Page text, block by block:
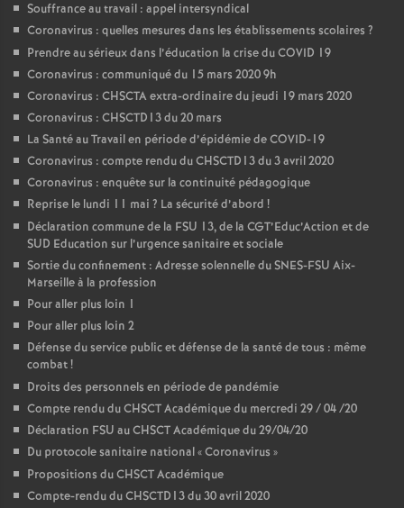
Souffrance au travail : appel intersyndical
Coronavirus : quelles mesures dans les établissements scolaires ?
Prendre au sérieux dans l’éducation la crise du COVID 19
Coronavirus : communiqué du 15 mars 2020 9h
Coronavirus : CHSCTA extra-ordinaire du jeudi 19 mars 2020
Coronavirus : CHSCTD13 du 20 mars
La Santé au Travail en période d’épidémie de COVID-19
Coronavirus : compte rendu du CHSCTD13 du 3 avril 2020
Coronavirus : enquête sur la continuité pédagogique
Reprise le lundi 11 mai ? La sécurité d’abord !
Déclaration commune de la FSU 13, de la CGT’Educ’Action et de
SUD Education sur l’urgence sanitaire et sociale
Sortie du confinement : Adresse solennelle du SNES-FSU Aix-
Marseille à la profession
Pour aller plus loin 1
Pour aller plus loin 2
Défense du service public et défense de la santé de tous : même
combat!
Droits des personnels en période de pandémie
Compte rendu du CHSCT Académique du mercredi 29 / 04 /20
Déclaration FSU au CHSCT Académique du 29/04/20
Du protocole sanitaire national «Coronavirus »
Propositions du CHSCT Académique
Compte-rendu du CHSCTD13 du 30 avril 2020